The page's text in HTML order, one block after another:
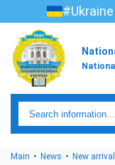
Main News New